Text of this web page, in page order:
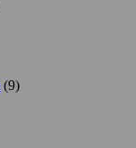
(9)